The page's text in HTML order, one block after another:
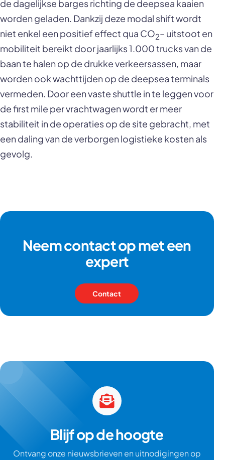
worden geladen. Dankzij deze modal shift wordt
niet enkel een positief effect qua CO2– uitstoot en
mobiliteit bereikt door jaarlijks 1.000 trucks van de
baan te halen op de drukke verkeersassen, maar
worden ook wachttijden op de deepsea terminals
vermeden. Door een vaste shuttle in te leggen voor
de first mile per vrachtwagen wordt er meer
stabiliteit in de operaties op de site gebracht, met
een daling van de verborgen logistieke kosten als
gevolg.
Neem contact op met een
expert
Contact
Blijf op de hoogte
Ontvang onze nieuwsbrieven en uitnodigingen op